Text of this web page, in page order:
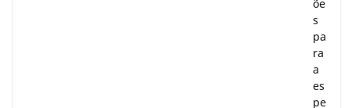
õe
s
pa
ra
a
es
pe